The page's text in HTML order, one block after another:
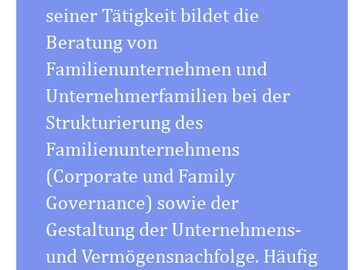
seiner Tätigkeit bildet die
Beratung von
Familienunternehmen und
Unternehmerfamilien bei der
Strukturierung des
Familienunternehmens
(Corporate und Family
Governance) sowie der
Gestaltung der Unternehmens-
und Vermögensnachfolge. Häufig